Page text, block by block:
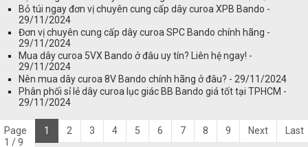
Bỏ túi ngay đơn vị chuyên cung cấp dây curoa XPB Bando -
29/11/2024
Đơn vị chuyên cung cấp dây curoa SPC Bando chính hãng -
29/11/2024
Mua dây curoa 5VX Bando ở đâu uy tín? Liên hệ ngay! -
29/11/2024
Nên mua dây curoa 8V Bando chính hãng ở đâu? - 29/11/2024
Phân phối sỉ lẻ dây curoa lục giác BB Bando giá tốt tại TPHCM -
29/11/2024
Page
1 / 9
1 2 3 4 5 6 7 8 9 Next Last